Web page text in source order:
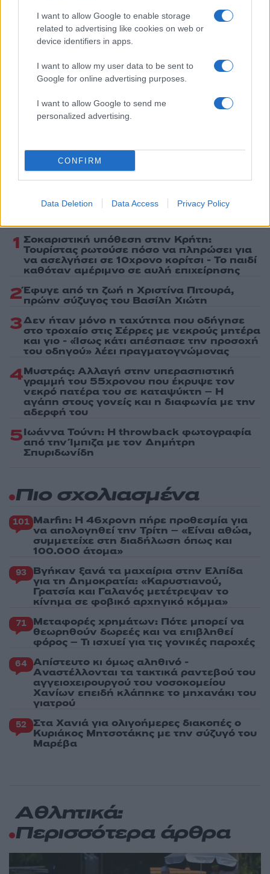
I want to allow Google to enable storage
related to advertising like cookies on web or
device identifiers in apps.
I want to allow my user data to be sent to
Google for online advertising purposes.
I want to allow Google to send me
personalized advertising.
CONFIRM
Data Deletion Data Access Privacy Policy
ΜΙΛΤΟΣ ΤΕΝΤΟΓΛΟΥ
ΠΑΓΚΟΣΜΙΟ ΠΡΩΤΑΘΛΗΜΑ ΚΛΕΙΣΤΟΥ
ΣΤΙΒΟΥ
Share:
Ακολουθήστε το Νewsit.gr στο
ενημερωθείτε πρώτοι για όλη την ειδησεογραφία και τα
1 Σοκαριστική υπόθεση στην Κρήτη:
Τουρίστας ρωτούσε πόσο να πληρώσει για
να ασελγήσει σε 10χρονο κορίτσι - Το παιδί
καθόταν αμέριμνο σε αυλή επιχείρησης
2Έφυγε από τη ζωή η Χριστίνα Πιτουρά,
πρώην σύζυγος του Βασίλη Χιώτη
3Δεν ήταν μόνο η ταχύτητα που οδήγησε
στο τροχαίο στις Σέρρες με νεκρούς μητέρα
και γιο - «Ίσως κάτι απέσπασε την προσοχή
του οδηγού» λέει πραγματογνώμονας
4Μυστράς: Αλλαγή στην υπερασπιστική
γραμμή του 55χρονου που έκρυψε τον
νεκρό πατέρα του σε καταψύκτη – Η
αγάπη στους γονείς και η διαφωνία με την
αδερφή του
5Ιωάννα Τούνη: Η throwback φωτογραφία
από την Ίμπιζα με τον Δημήτρη
Σπυριδωνίδη
Πιο σχολιασμένα
101 Marfin: Η 46χρονη πήρε προθεσμία για
να απολογηθεί την Τρίτη – «Είναι αθώα,
συμμετείχε στη διαδήλωση όπως και
100.000 άτομα»
93 Βγήκαν ξανά τα μαχαίρια στην Ελπίδα
για τη Δημοκρατία: «Καρυστιανού,
Γρατσία και Γαλανός μετέτρεψαν το
κίνημα σε φοβικό αρχηγικό κόμμα»
71 Μεταφορές χρημάτων: Πότε μπορεί να
θεωρηθούν δωρεές και να επιβληθεί
φόρος – Τι ισχυεί για τις γονικές παροχές
64 Απίστευτο κι όμως αληθινό -
Aναστέλλονται τα τακτικά ραντεβού του
αγγειοχειρουργού του νοσοκομείου
Χανίων επειδή κλάπηκε το μηχανάκι του
γιατρού
52 Στα Χανιά για ολιγοήμερες διακοπές ο
Κυριάκος Μητσοτάκης με την σύζυγό του
Μαρέβα
Αθλητικά:
Περισσότερα άρθρα